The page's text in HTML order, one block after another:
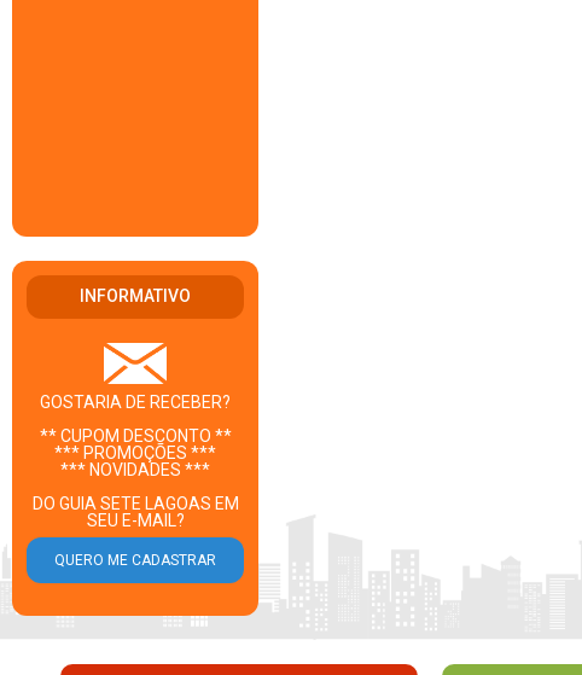
INFORMATIVO
GOSTARIA DE RECEBER?
** CUPOM DESCONTO **
*** PROMOÇÕES ***
*** NOVIDADES ***
DO GUIA SETE LAGOAS EM
SEU E-MAIL?